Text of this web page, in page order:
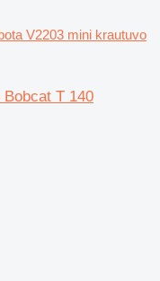
V2203 mini krautuvo
T 140